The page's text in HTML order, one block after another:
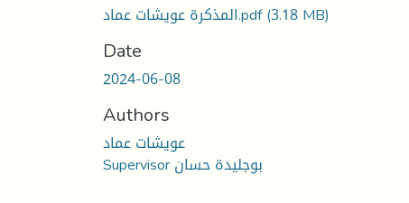
المذكرة عويشات عماد.pdf(3.18 MB)
Date
2024-06-08
Authors
عويشات عماد
Supervisor بوجليدة حسان